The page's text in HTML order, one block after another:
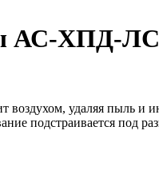
АС-ХПД-
воздухом, удаляя пыль
подстраивается под